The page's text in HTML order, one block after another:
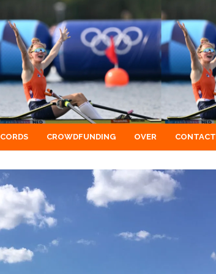
CROWDFUNDING OVER CONTACT